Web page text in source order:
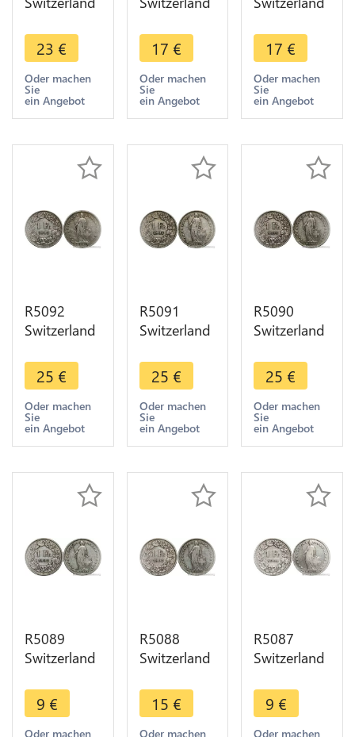
Helvetia
1903 B
Berne Silver
-> Make
offer
23 €
Oder machen
Sie
ein Angebot
Helvetia
1903 B
Berne Silver
-> Make
offer
17 €
Oder machen
Sie
ein Angebot
Helvetia
1903 B
Berne Silver
-> Make
offer
17 €
Oder machen
Sie
ein Angebot
R5092
Switzerland
Helvetia
1903 B
Berne Silver
-> Make
offer
25 €
Oder machen
Sie
ein Angebot
R5091
Switzerland
Helvetia
1903 B
Berne Silver
-> Make
offer
25 €
Oder machen
Sie
ein Angebot
R5090
Switzerland
Helvetia
1903 B
Berne Silver
-> Make
offer
25 €
Oder machen
Sie
ein Angebot
R5089
Switzerland
Helvetia
1903 B
9 €
Oder machen
R5088
Switzerland
Helvetia
1903 B
15 €
Oder machen
R5087
Switzerland
Helvetia
1904 B
9 €
Oder machen